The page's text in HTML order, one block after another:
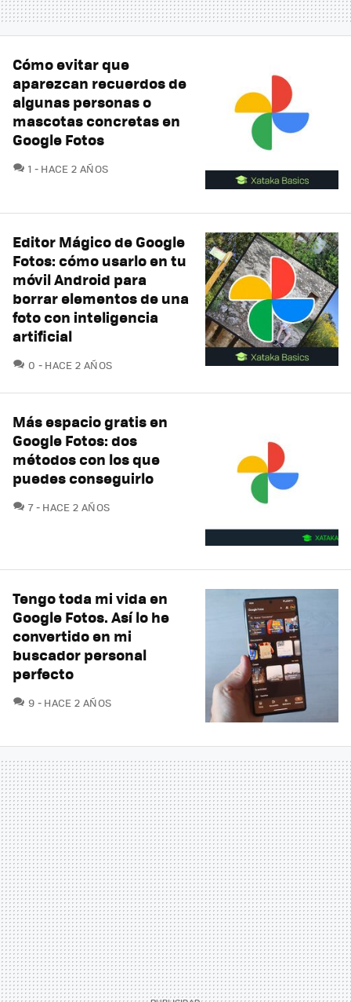
Cómo evitar que
aparezcan recuerdos de
algunas personas o
mascotas concretas en
Google Fotos
1 COMENTARIOS
HACE 2 AÑOS
Editor Mágico de Google
Fotos: cómo usarlo en tu
móvil Android para
borrar elementos de una
foto con inteligencia
artificial
0 COMENTARIOS
HACE 2 AÑOS
Más espacio gratis en
Google Fotos: dos
métodos con los que
puedes conseguirlo
7COMENTARIOS
HACE 2 AÑOS
Tengo toda mi vida en
Google Fotos. Así lo he
convertido en mi
buscador personal
perfecto
9 COMENTARIOS
HACE 2 AÑOS